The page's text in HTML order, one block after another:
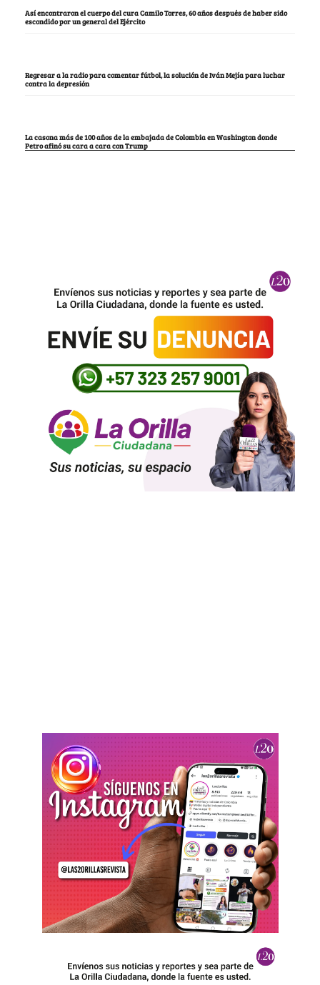
Así encontraron el cuerpo del cura Camilo Torres, 60 años después de haber sido
escondido por un general del Ejército
Regresar a la radio para comentar fútbol, la solución de Iván Mejía para luchar
contra la depresión
La casona más de 100 años de la embajada de Colombia en Washington donde
Petro afinó su cara a cara con Trump